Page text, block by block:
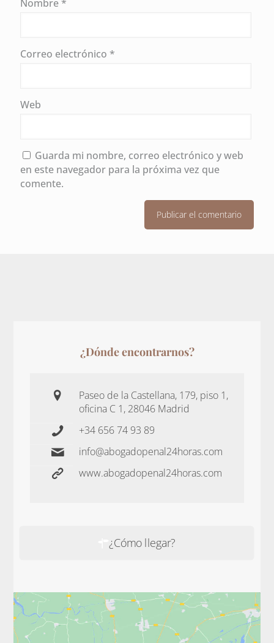
Nombre *
Correo electrónico *
Web
Guarda mi nombre, correo electrónico y web
en este navegador para la próxima vez que
comente.
¿Dónde encontrarnos?
Paseo de la Castellana, 179, piso 1,
oficina C 1, 28046 Madrid
+34 656 74 93 89
info@abogadopenal24horas.com
www.abogadopenal24horas.com
¿Cómo llegar?